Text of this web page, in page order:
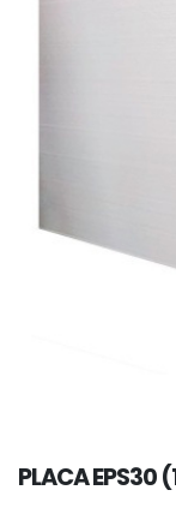
PLACA